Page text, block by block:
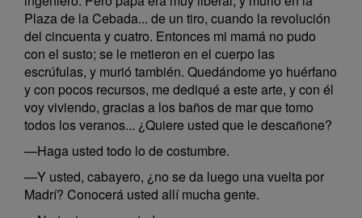
Plaza de la Cebada... de un tiro, cuando la revolución
del cincuenta y cuatro. Entonces mi mamá no pudo
con el susto; se le metieron en el cuerpo las
escrúfulas, y murió también. Quedándome yo huérfano
y con pocos recursos, me dediqué a este arte, y con él
voy viviendo, gracias a los baños de mar que tomo
todos los veranos... ¿Quiere usted que le descañone?
—Haga usted todo lo de costumbre.
—Y usted, cabayero, ¿no se da luego una vuelta por
Madrí? Conocerá usted allí mucha gente.